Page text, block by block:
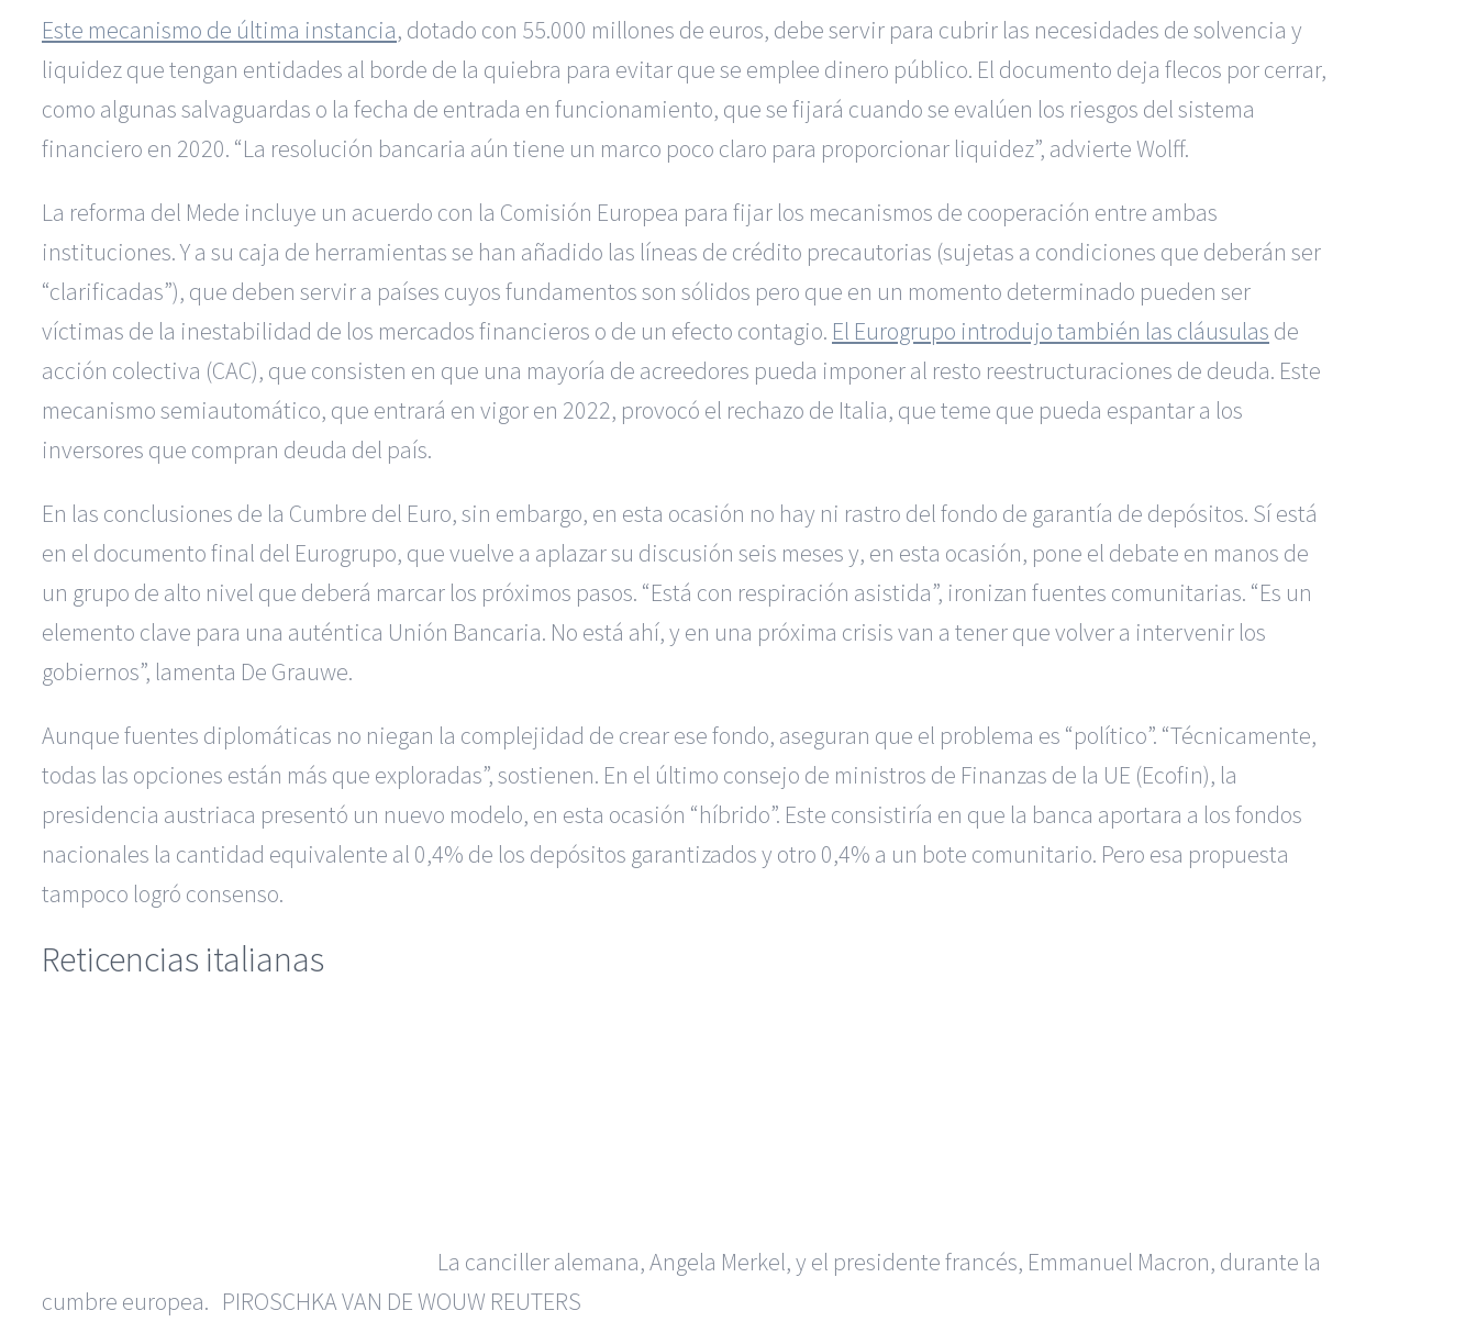
Este mecanismo de última instancia, dotado con 55.000 millones de euros, debe servir para cubrir las necesidades de solvencia y
liquidez que tengan entidades al borde de la quiebra para evitar que se emplee dinero público. El documento deja flecos por cerrar,
como algunas salvaguardas o la fecha de entrada en funcionamiento, que se fijará cuando se evalúen los riesgos del sistema
financiero en 2020. “La resolución bancaria aún tiene un marco poco claro para proporcionar liquidez”, advierte Wolff.
La reforma del Mede incluye un acuerdo con la Comisión Europea para fijar los mecanismos de cooperación entre ambas
instituciones. Y a su caja de herramientas se han añadido las líneas de crédito precautorias (sujetas a condiciones que deberán ser
“clarificadas”), que deben servir a países cuyos fundamentos son sólidos pero que en un momento determinado pueden ser
víctimas de la inestabilidad de los mercados financieros o de un efecto contagio. El Eurogrupo introdujo también las cláusulas de
acción colectiva (CAC), que consisten en que una mayoría de acreedores pueda imponer al resto reestructuraciones de deuda. Este
mecanismo semiautomático, que entrará en vigor en 2022, provocó el rechazo de Italia, que teme que pueda espantar a los
inversores que compran deuda del país.
En las conclusiones de la Cumbre del Euro, sin embargo, en esta ocasión no hay ni rastro del fondo de garantía de depósitos. Sí está
en el documento final del Eurogrupo, que vuelve a aplazar su discusión seis meses y, en esta ocasión, pone el debate en manos de
un grupo de alto nivel que deberá marcar los próximos pasos. “Está con respiración asistida”, ironizan fuentes comunitarias. “Es un
elemento clave para una auténtica Unión Bancaria. No está ahí, y en una próxima crisis van a tener que volver a intervenir los
gobiernos”, lamenta De Grauwe.
Aunque fuentes diplomáticas no niegan la complejidad de crear ese fondo, aseguran que el problema es “político”. “Técnicamente,
todas las opciones están más que exploradas”, sostienen. En el último consejo de ministros de Finanzas de la UE (Ecofin), la
presidencia austriaca presentó un nuevo modelo, en esta ocasión “híbrido”. Este consistiría en que la banca aportara a los fondos
nacionales la cantidad equivalente al 0,4% de los depósitos garantizados y otro 0,4% a un bote comunitario. Pero esa propuesta
tampoco logró consenso.
Reticencias italianas
La canciller alemana, Angela Merkel, y el presidente francés, Emmanuel Macron, durante la
cumbre europea. PIROSCHKA VAN DE WOUW REUTERS